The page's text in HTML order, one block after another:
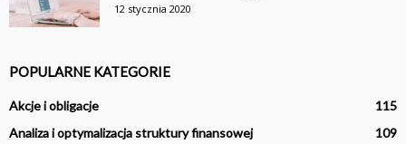
12 stycznia 2020
POPULARNE KATEGORIE
Akcje i obligacje
115
Analiza i optymalizacja struktury finansowej
109